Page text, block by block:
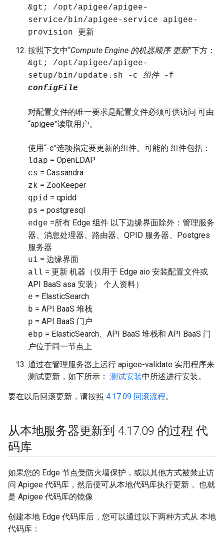
&gt; /opt/apigee/apigee-
service/bin/apigee-service apigee-
provision 更新
按照下文中“Compute Engine 的机器顺序 更新”下方：
&gt; /opt/apigee/apigee-
setup/bin/update.sh -c 组件-f
configFile
对配置文件的唯一要求是配置文件必须可供访问 可由
“apigee”读取用户。
使用“-c”选项指定要更新的组件。可能的 组件包括：
ldap = OpenLDAP
cs = Cassandra
zk = ZooKeeper
qpid = qpidd
ps = postgresql
edge =所有 Edge 组件 以下边缘界面除外：管理服务
器、消息处理器、路由器、QPID 服务器、Postgres
服务器
ui = 边缘界面
all = 更新 机器（仅用于 Edge aio 安装配置文件或
API BaaS asa 安装） 个人资料）
e = ElasticSearch
b = API BaaS 堆栈
p = API BaaS 门户
ebp = ElasticSearch、API BaaS 堆栈和 API BaaS 门
户位于同一节点上
通过在管理服务器上运行 apigee-validate 实用程序来
测试更新，如下所示： 测试安装中所述进行安装。
要在以后回滚更新，请按照 4.17.09 回滚流程。
从本地服务器更新到 4.17.09 的过程 代
码库
如果您的 Edge 节点受防火墙保护，或以其他方式被禁止访
问 Apigee 代码库，然后便可从本地代码库执行更新， 也就
是 Apigee 代码库的镜像
创建本地 Edge 代码库后，您可以通过以下两种方式从 本地
代码库：